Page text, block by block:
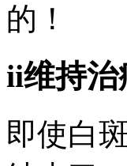
的！
ii维持治
即使白